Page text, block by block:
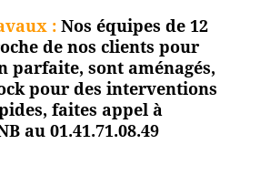
: Nos équipes de 12
de nos clients pour
parfaite, sont aménagés,
pour des interventions
faites appel à
au 01.41.71.08.49